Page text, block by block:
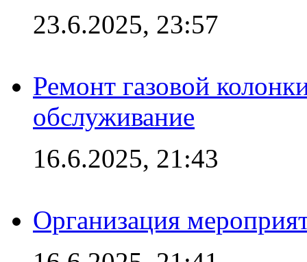
23.6.2025, 23:57
Ремонт газовой
обслуживание
16.6.2025, 21:43
Организация